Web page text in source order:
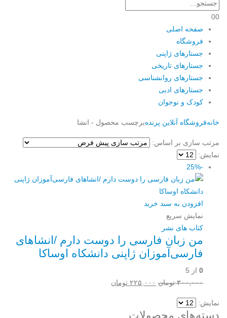
00
صفحه اصلی
فروشگاه
جستارهای ژاپنی
جستارهای تاریخی
جستارهای روانشناسی
جستارهای ادبی
کودک و نوجوان
خانهفروشگاه آنلاین پرندهبرچسب محصول - انشا
مرتب سازی بر اساس:
نمایش:
-25%
افزودن به سبد خرید
نمایش سریع
کتاب های نشر
من زبان فارسی را دوست دارم /انشاهای
فارسی‌آموزان ژاپنی دانشکاه اوساکا
0 از 5
۳۰۰,۰۰۰ تومان قیمت
۲۲۵,۰۰۰ تومان
نمایش:
دسته‌های محصولات